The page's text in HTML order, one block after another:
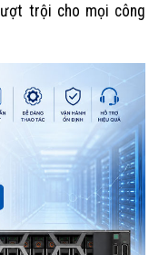
trội cho mọi công